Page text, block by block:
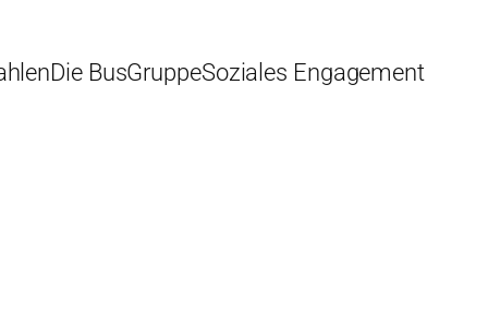
Die BusGruppeSoziales Engagement